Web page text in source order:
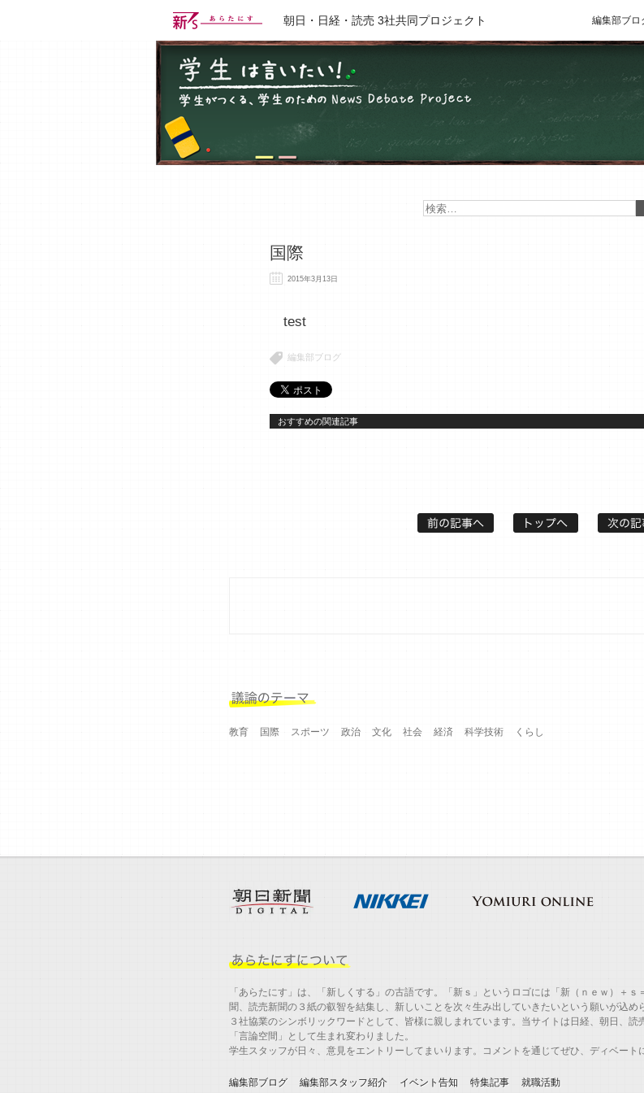
朝日・日経・読売 3社共同プロジェクト 編集部ブロ
国際
2015年3月13日
test
編集部ブログ
おすすめの関連記事
教育 国際 スポーツ 政治 文化 社会 経済 科学技術 くらし
「あらたにす」は、「新しくする」の古語です。「新ｓ」というロゴには「新（ｎｅｗ）＋
聞、読売新聞の３紙の叡智を結集し、新しいことを次々生み出していきたいという願いが込め
３社協業のシンボリックワードとして、皆様に親しまれています。当サイトは日経、朝日、
「言論空間」として生まれ変わりました。
学生スタッフが日々、意見をエントリーしてまいります。コメントを通じてぜひ、ディベート
編集部ブログ 編集部スタッフ紹介 イベント告知 特集記事 就職活動